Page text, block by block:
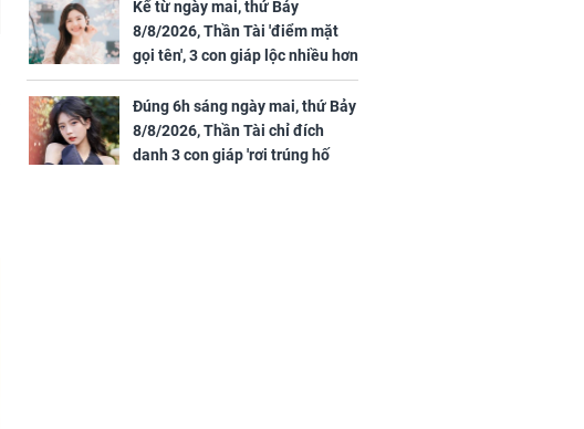
TP.HCM
Kể từ ngày mai, thứ Bảy
8/8/2026, Thần Tài 'điểm mặt
gọi tên', 3 con giáp lộc nhiều hơn
sông, tài vận sáng như trăng
Rằm, chính thức hết khổ
Đúng 6h sáng ngày mai, thứ Bảy
8/8/2026, Thần Tài chỉ đích
danh 3 con giáp 'rơi trúng hố